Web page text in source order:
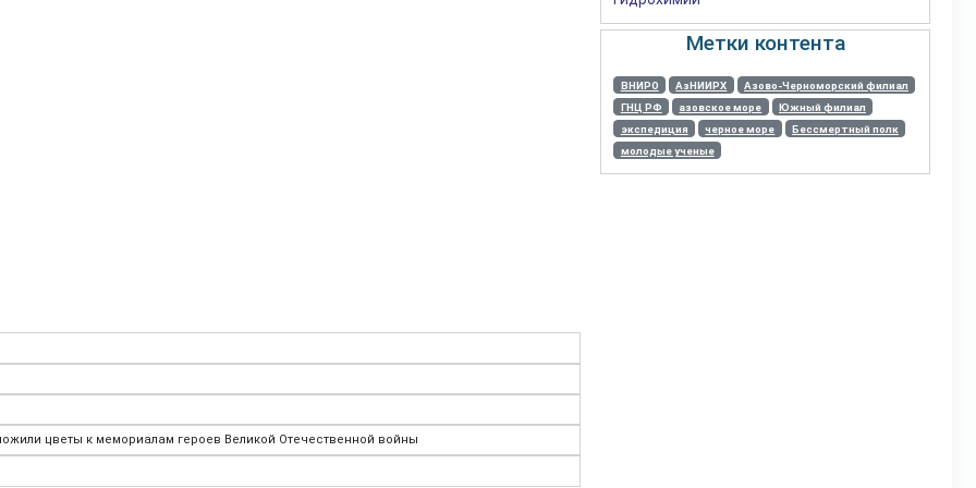
цветы к мемориалам героев Великой Отечественной войны
Метки контента
ВНИРО АзНИИРХ
Азово-Черноморский филиал
ГНЦ РФ
азовское море
Южный филиал
экспедиция
черное море
Бессмертный полк
молодые ученые